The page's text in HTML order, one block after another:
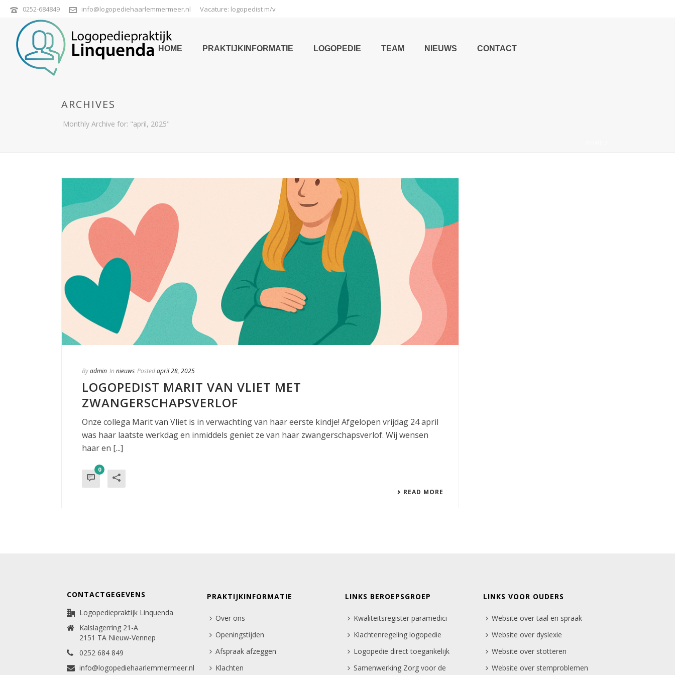
0252-684849 info@logopediehaarlemmermeer.nl Vacature: logopedist m/v
HOME PRAKTIJKINFORMATIE LOGOPEDIE TEAM NIEUWS CONTACT
ARCHIVES
Monthly Archive for: "april, 2025"
Byadmin In nieuws Postedapril 28, 2025
LOGOPEDIST MARIT VAN VLIET MET
ZWANGERSCHAPSVERLOF
Onze collega Marit van Vliet is in verwachting van haar eerste kindje! Afgelopen vrijdag 24 april
was haar laatste werkdag en inmiddels geniet ze van haar zwangerschapsverlof. Wij wensen
haar en [...]
0
READ MORE
CONTACTGEGEVENS
Logopediepraktijk Linquenda
Kalslagerring 21-A
2151 TA Nieuw-Vennep
0252 684 849
info@logopediehaarlemmermeer.nl
PRAKTIJKINFORMATIE
Over ons
Openingstijden
Afspraak afzeggen
Klachten
LINKS BEROEPSGROEP
Kwaliteitsregister paramedici
Klachtenregeling logopedie
Logopedie direct toegankelijk
Samenwerking Zorg voor de
LINKS VOOR OUDERS
Website over taal en spraak
Website over dyslexie
Website over stotteren
Website over stemproblemen